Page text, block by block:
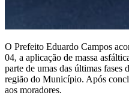
O Prefeito Eduardo Campos
04, a aplicação de massa
parte de umas das últimas fases
região do Município. Após
aos moradores.